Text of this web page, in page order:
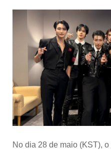
No dia 28 de maio (KST), o